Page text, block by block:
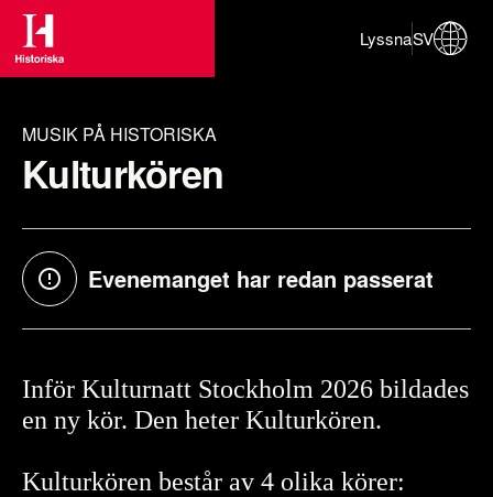
LyssnaSV
MUSIK PÅ HISTORISKA
Kulturkören
Evenemanget har redan passerat
Inför Kulturnatt Stockholm 2026 bildades
en ny kör. Den heter Kulturkören.
Kulturkören består av 4 olika körer: